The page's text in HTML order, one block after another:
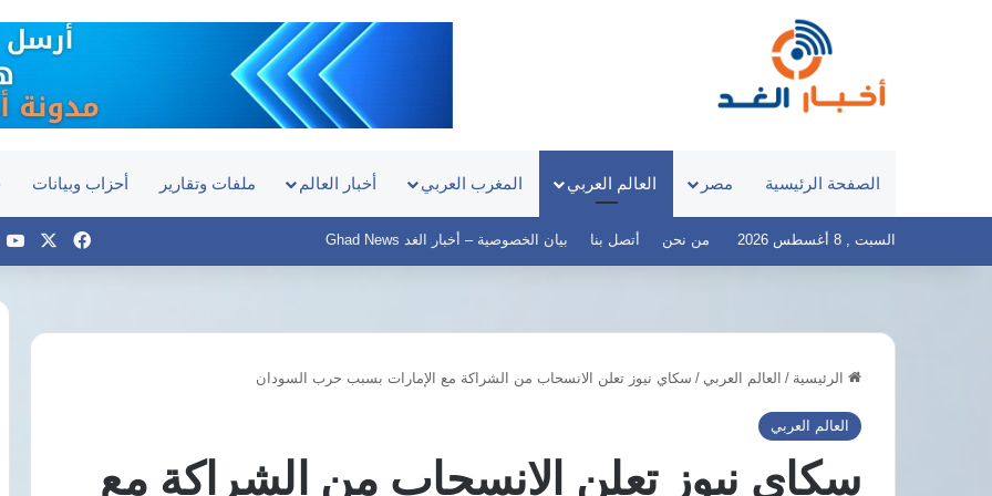
الصفحة الرئيسية مصر العالم العربي المغرب العربي أخبار العالم ملفات وتقارير أحزاب وبيانات
السبت , 8 أغسطس 2026 من نحن أتصل بنا بيان الخصوصية – أخبار الغد Ghad News فيسبوك
الرئيسية / العالم العربي / سكاي نيوز تعلن الانسحاب من الشراكة مع الإمارات بسبب حرب السودان
العالم العربي
سكاي نيوز تعلن الانسحاب من الشراكة مع
يوم